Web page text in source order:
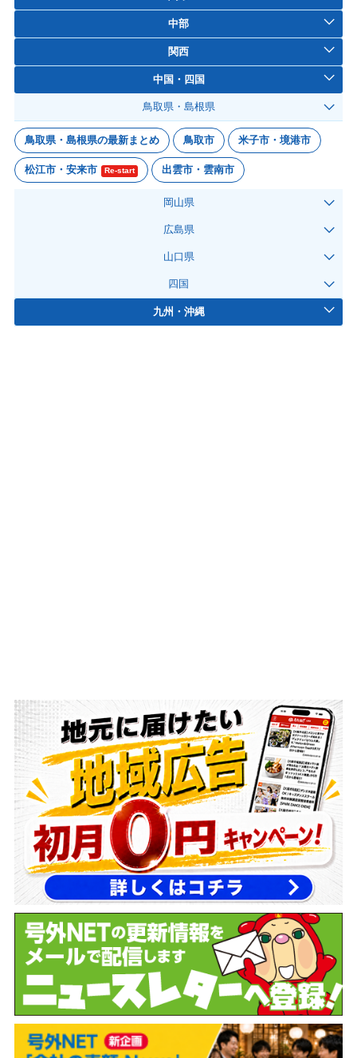
中部
関西
中国・四国
鳥取県・島根県
鳥取県・島根県の最新まとめ 鳥取市 米子市・境港市
松江市・安来市 Re-start 出雲市・雲南市
岡山県
広島県
山口県
四国
九州・沖縄